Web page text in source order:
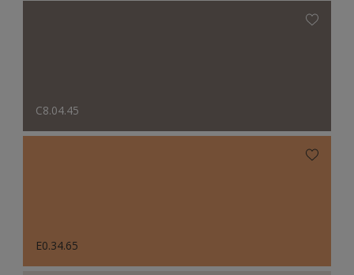
C8.04.45
E0.34.65